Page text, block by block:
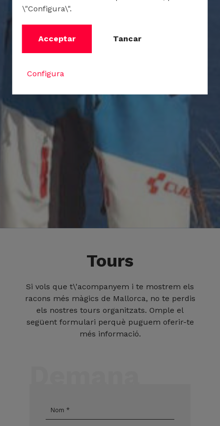
Tours
Si vols que t\'acompanyem i te mostrem els
racons més màgics de Mallorca, no te perdis
els nostres tours organitzats. Omple el
següent formulari perquè puguem oferir-te
més informació.
més
\"Configura\".
Acceptar Tancar
Configura